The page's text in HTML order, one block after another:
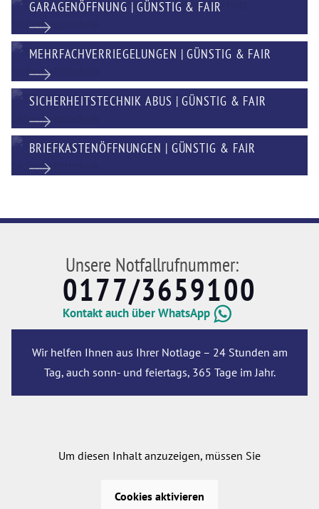
GARAGENÖFFNUNG | GÜNSTIG & FAIR
MEHRFACHVERRIEGELUNGEN | GÜNSTIG & FAIR
SICHERHEITSTECHNIK ABUS | GÜNSTIG & FAIR
BRIEFKASTENÖFFNUNGEN | GÜNSTIG & FAIR
Unsere Notfallrufnummer:
0177/3659100
Kontakt auch über WhatsApp
Wir helfen Ihnen aus Ihrer Notlage – 24 Stunden am
Tag, auch sonn- und feiertags, 365 Tage im Jahr.
Um diesen Inhalt anzuzeigen, müssen Sie
Cookies aktivieren